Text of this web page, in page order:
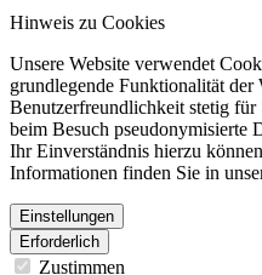
Hinweis zu Cookies
Unsere Website verwendet
grundlegende Funktionalität der
Benutzerfreundlichkeit stetig für
beim Besuch pseudonymisierte
Ihr Einverständnis hierzu
Informationen finden Sie in
Einstellungen
Erforderlich
Zustimmen